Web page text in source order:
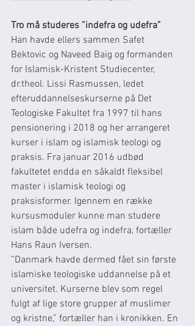
Tro må studeres ”indefra og udefra”
Han havde ellers sammen Safet
Bektovic og Naveed Baig og formanden
for Islamisk-Kristent Studiecenter,
dr.theol. Lissi Rasmussen, ledet
efteruddannelseskurserne på Det
Teologiske Fakultet fra 1997 til hans
pensionering i 2018 og her arrangeret
kurser i islam og islamisk teologi og
praksis. Fra januar 2016 udbød
fakultetet endda en såkaldt fleksibel
master i islamisk teologi og
praksisformer. Igennem en række
kursusmoduler kunne man studere
islam både udefra og indefra, fortæller
Hans Raun Iversen.
”Danmark havde dermed fået sin første
islamiske teologiske uddannelse på et
universitet. Kurserne blev som regel
fulgt af lige store grupper af muslimer
og kristne,” fortæller han i kronikken. En